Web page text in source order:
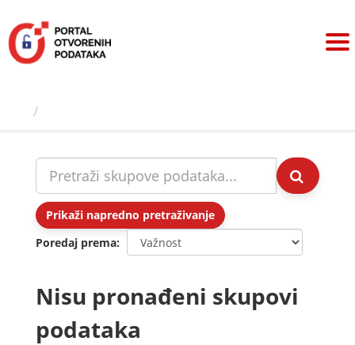
sadržaj
Prikaži napredno pretraživanje
Poredaj prema
Nisu pronađeni skupovi
podataka